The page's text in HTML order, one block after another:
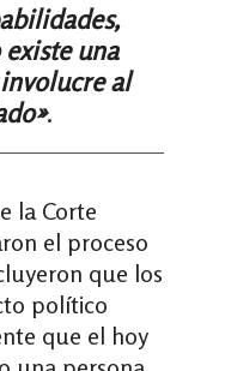
una
al
».
la Corte
el proceso
que los
político
que el hoy